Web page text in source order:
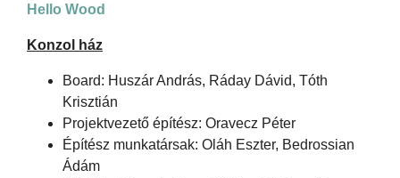
Hello Wood
Konzol ház
Board: Huszár András, Ráday Dávid, Tóth
Krisztián
Projektvezető építész: Oravecz Péter
Építész munkatársak: Oláh Eszter, Bedrossian
Ádám